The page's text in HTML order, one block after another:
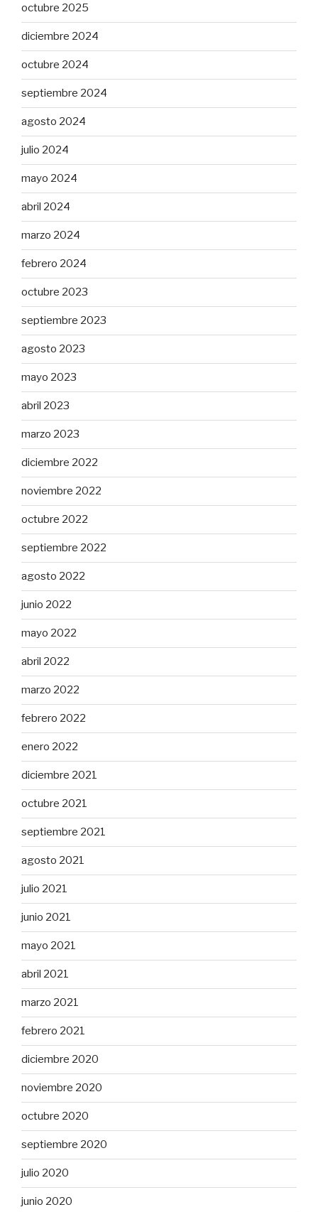
octubre 2025
diciembre 2024
octubre 2024
septiembre 2024
agosto 2024
julio 2024
mayo 2024
abril 2024
marzo 2024
febrero 2024
octubre 2023
septiembre 2023
agosto 2023
mayo 2023
abril 2023
marzo 2023
diciembre 2022
noviembre 2022
octubre 2022
septiembre 2022
agosto 2022
junio 2022
mayo 2022
abril 2022
marzo 2022
febrero 2022
enero 2022
diciembre 2021
octubre 2021
septiembre 2021
agosto 2021
julio 2021
junio 2021
mayo 2021
abril 2021
marzo 2021
febrero 2021
diciembre 2020
noviembre 2020
octubre 2020
septiembre 2020
julio 2020
junio 2020